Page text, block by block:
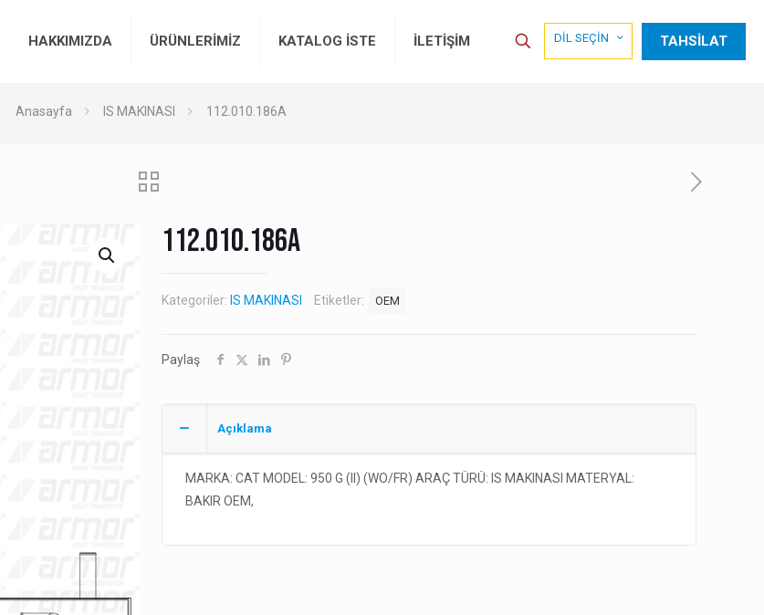
HAKKIMIZDA ÜRÜNLERİMİZ KATALOG İSTE İLETİŞİM DİL SEÇİN TAHSİLAT
Anasayfa IS MAKINASI 112.010.186A
112.010.186A
Kategoriler: IS MAKINASI Etiketler: OEM
Paylaş
Açıklama
MARKA: CAT MODEL: 950 G (II) (WO/FR) ARAÇ TÜRÜ: IS MAKINASI MATERYAL:
BAKIR OEM,